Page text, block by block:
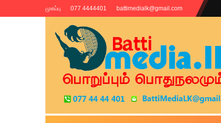
முகப்பு 077 4444401 battimedialk@gmail.com